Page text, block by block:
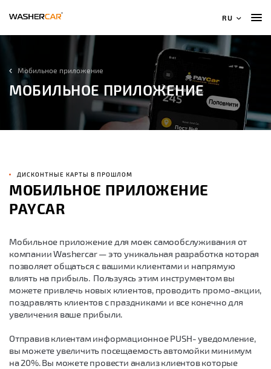
RU
Мобильное приложение
МОБИЛЬНОЕ ПРИЛОЖЕНИЕ
ДИСКОНТНЫЕ КАРТЫ В ПРОШЛОМ
МОБИЛЬНОЕ ПРИЛОЖЕНИЕ
PAYCAR
Мобильное приложение для моек самообслуживания от
компании Washercar — это уникальная разработка которая
позволяет общаться с вашими клиентами и напрямую
влиять на прибыль. Пользуясь этим инструментом вы
можете привлечь новых клиентов, проводить промо-акции,
поздравлять клиентов с праздниками и все конечно для
увеличения ваше прибыли.
Отправив клиентам информационное PUSH- уведомление,
вы можете увеличить посещаемость автомойки минимум
на 20%. Вы можете провести анализ клиентов которые